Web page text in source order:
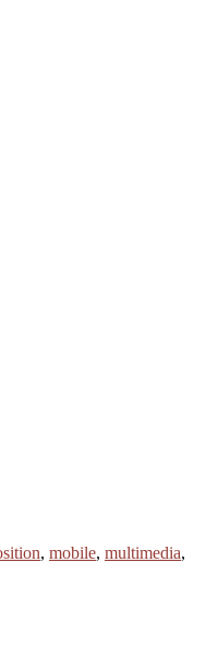
, mobile, multimedia,